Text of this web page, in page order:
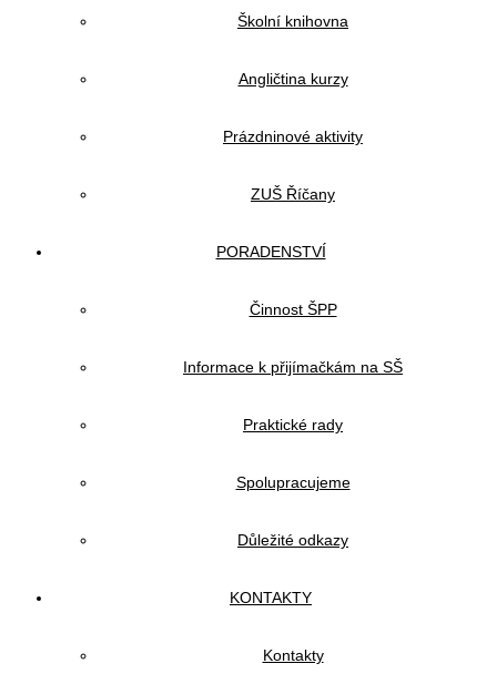
Školní knihovna
Angličtina kurzy
Prázdninové aktivity
ZUŠ Říčany
PORADENSTVÍ
Činnost ŠPP
Informace k přijímačkám na SŠ
Praktické rady
Spolupracujeme
Důležité odkazy
KONTAKTY
Kontakty